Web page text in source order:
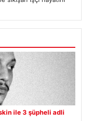
ile 3 şüpheli adli